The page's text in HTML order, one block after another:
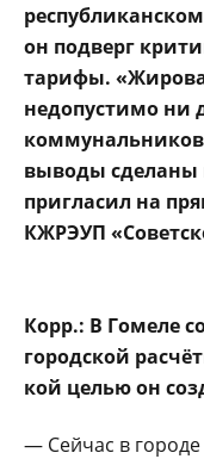
он подверг
тарифы.
недопустимо ни
коммунальников
выводы сделаны
пригласил на
КЖРЭУП
Корр.: В Гомеле
городской
кой целью он
— Сейчас в